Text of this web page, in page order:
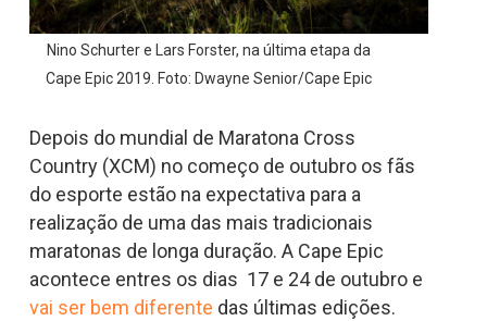
Nino Schurter e Lars Forster, na última etapa da
Cape Epic 2019. Foto: Dwayne Senior/Cape Epic
Depois do mundial de Maratona Cross
Country (XCM) no começo de outubro os fãs
do esporte estão na expectativa para a
realização de uma das mais tradicionais
maratonas de longa duração. A Cape Epic
acontece entres os dias 17 e 24 de outubro e
vai ser bem diferente das últimas edições.